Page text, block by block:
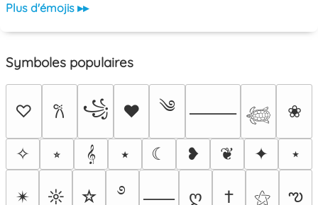
Plus d'émojis ▸▸
Symboles populaires
♡ 𐙚 ꧁ ♥ ༄ ⸻ 𓆉 ❀
✧ ⭒ 𝄞 ⭑ ☾ ❥ ❦ ✦ ⋆
✴︎ ☼ ☆ ࿔ ⸺ ღ † ⚝ ఌ